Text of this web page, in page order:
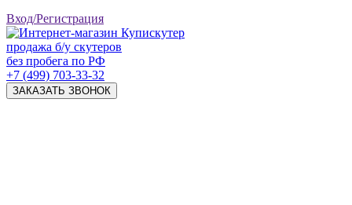
Вход/Регистрация
продажа б/у скутеров
без пробега по РФ
+7 (499) 703-33-32
ЗАКАЗАТЬ ЗВОНОК